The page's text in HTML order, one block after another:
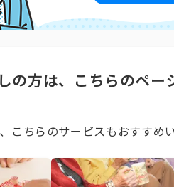
の方は、こちらのペー
こちらのサービスもおすすめい